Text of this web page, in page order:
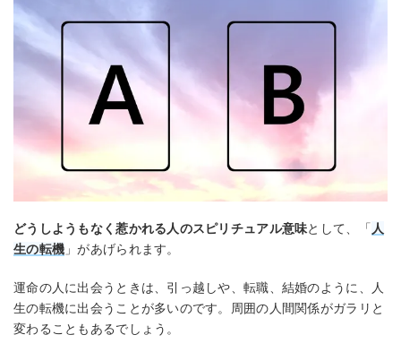
どうしようもなく惹かれる人のスピリチュアル意味として、「 人
生の転機 」があげられます。
運命の人に出会うときは、引っ越しや、転職、結婚のように、人
生の転機に出会うことが多いのです。周囲の人間関係がガラリと
変わることもあるでしょう。